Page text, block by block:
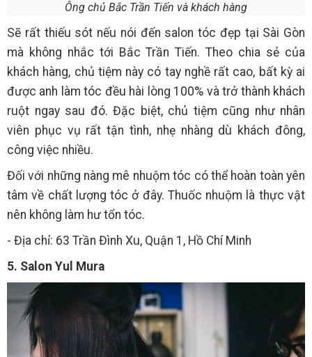
Ông chủ Bắc Trần Tiến và khách hàng
Sẽ rất thiếu sót nếu nói đến salon tóc đẹp tại Sài Gòn
mà không nhắc tới Bắc Trần Tiến. Theo chia sẻ của
khách hàng, chủ tiệm này có tay nghề rất cao, bất kỳ ai
được anh làm tóc đều hài lòng 100% và trở thành khách
ruột ngay sau đó. Đặc biệt, chủ tiệm cũng như nhân
viên phục vụ rất tận tình, nhẹ nhàng dù khách đông,
công việc nhiều.
Đối với những nàng mê nhuộm tóc có thể hoàn toàn yên
tâm về chất lượng tóc ở đây. Thuốc nhuộm là thực vật
nên không làm hư tổn tóc.
- Địa chỉ: 63 Trần Đình Xu, Quận 1, Hồ Chí Minh
5. Salon Yul Mura